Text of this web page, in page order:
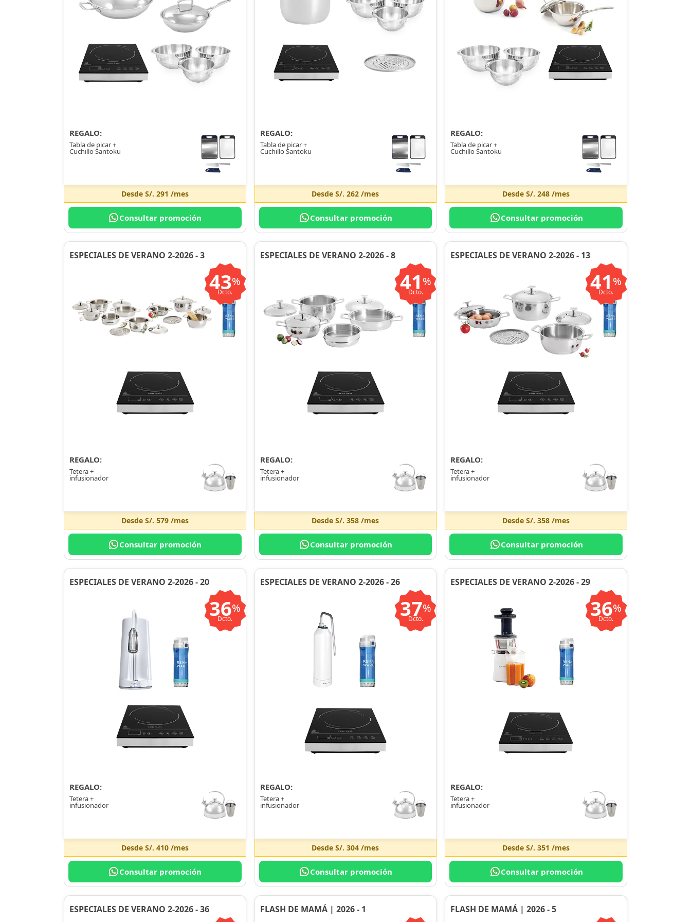
REGALO:
Tabla de picar +
Cuchillo Santoku
Desde S/. 291 /mes
Consultar promoción
REGALO:
Tabla de picar +
Cuchillo Santoku
DesdeS/. 262 /mes
Consultar promoción
REGALO:
Tabla de picar +
Cuchillo Santoku
DesdeS/. 248 /mes
Consultar promoción
ESPECIALES DE VERANO 2-2026 - 3
43%
Dcto.
REGALO:
Tetera +
infusionador
Desde S/. 579/mes
Consultar promoción
ESPECIALES DE VERANO 2-2026 - 8
41 %
Dcto.
REGALO:
Tetera +
infusionador
DesdeS/. 358 /mes
Consultar promoción
ESPECIALES DE VERANO 2-2026 - 13
41 %
Dcto.
REGALO:
Tetera +
infusionador
DesdeS/. 358 /mes
Consultar promoción
ESPECIALES DE VERANO 2-2026 - 20
36%
Dcto.
REGALO:
Tetera +
infusionador
Desde S/. 410/mes
Consultar promoción
ESPECIALES DE VERANO 2-2026 - 26
37%
Dcto.
REGALO:
Tetera +
infusionador
DesdeS/. 304 /mes
Consultar promoción
ESPECIALES DE VERANO 2-2026 - 29
36%
Dcto.
REGALO:
Tetera +
infusionador
DesdeS/. 351 /mes
Consultar promoción
ESPECIALES DE VERANO 2-2026 - 36 FLASH DE MAMÁ | 2026 - 1 FLASH DE MAMÁ | 2026 - 5